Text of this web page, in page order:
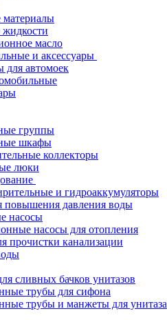
масло
и аксессуары
для автомоек
группы
шкафы
коллекторы
люки
и гидроаккумуляторы
повышения давления воды
насосы
насосы для отопления
прочистки канализации
сливных бачков унитазов
трубы для сифона
трубы и манжеты для унитаза